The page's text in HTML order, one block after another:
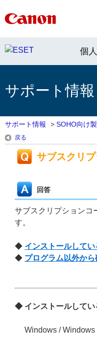
個
サポート情
サポート情報 > SOHO向け
戻る
サブスクリ
回答
サブスクリプションコ
す。
◆ インストールして
◆ プログラム以外か
◆ インストールしてい
Windows /